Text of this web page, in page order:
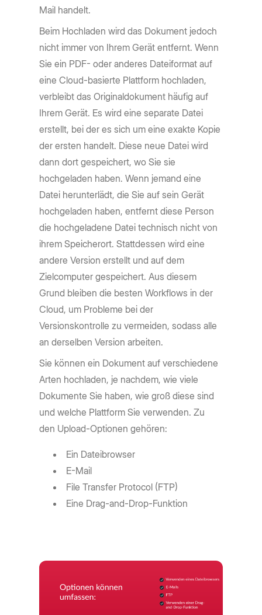
Mail handelt.
Beim Hochladen wird das Dokument jedoch
nicht immer von Ihrem Gerät entfernt. Wenn
Sie ein PDF- oder anderes Dateiformat auf
eine Cloud-basierte Plattform hochladen,
verbleibt das Originaldokument häufig auf
Ihrem Gerät. Es wird eine separate Datei
erstellt, bei der es sich um eine exakte Kopie
der ersten handelt. Diese neue Datei wird
dann dort gespeichert, wo Sie sie
hochgeladen haben. Wenn jemand eine
Datei herunterlädt, die Sie auf sein Gerät
hochgeladen haben, entfernt diese Person
die hochgeladene Datei technisch nicht von
ihrem Speicherort. Stattdessen wird eine
andere Version erstellt und auf dem
Zielcomputer gespeichert. Aus diesem
Grund bleiben die besten Workflows in der
Cloud, um Probleme bei der
Versionskontrolle zu vermeiden, sodass alle
an derselben Version arbeiten.
Sie können ein Dokument auf verschiedene
Arten hochladen, je nachdem, wie viele
Dokumente Sie haben, wie groß diese sind
und welche Plattform Sie verwenden. Zu
den Upload-Optionen gehören:
Ein Dateibrowser
E-Mail
File Transfer Protocol (FTP)
Eine Drag-and-Drop-Funktion